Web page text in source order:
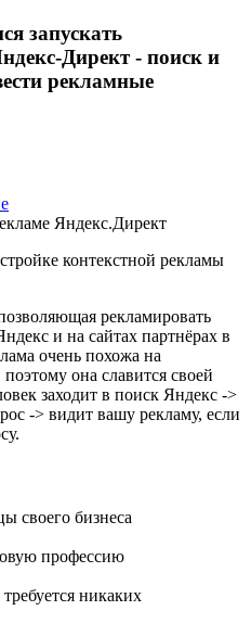
запускать
Директ - поиск и
рекламные
Яндекс.Директ
контекстной рекламы
рекламировать
и на сайтах партнёрах в
очень похожа на
она славится своей
заходит в поиск Яндекс ->
-> видит вашу рекламу, если
своего бизнеса
профессию
никаких